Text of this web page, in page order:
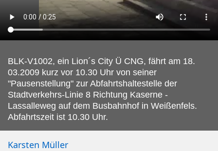
BLK-V1002, ein Lion´s City Ü CNG, fährt am 18.
03.2009 kurz vor 10.30 Uhr von seiner
"Pausenstellung" zur Abfahrtshaltestelle der
Stadtverkehrs-Linie 8 Richtung Kaserne -
Lassalleweg auf dem Busbahnhof in Weißenfels.
Abfahrtszeit ist 10.30 Uhr.
Karsten Müller